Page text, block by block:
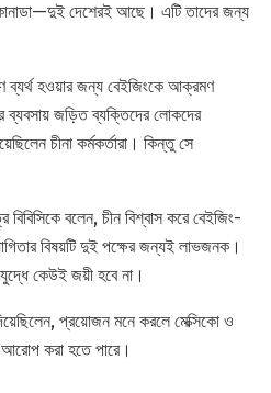
দেশেরই আছে। এটি তাদের জন্য
ব্যর্থ হওয়ার জন্য বেইজিংকে আক্রমণ
ব্যবসায় জড়িত ব্যক্তিদের লোকদের
চীনা কর্মকর্তারা। কিন্তু সে
বিবিসিকে বলেন, চীন বিশ্বাস করে বেইজিং-
বিষয়টি দুই পক্ষের জন্যই লাভজনক।
কেউই জয়ী হবে না।
প্রয়োজন মনে করলে মেক্সিকো ও
করা হতে পারে।